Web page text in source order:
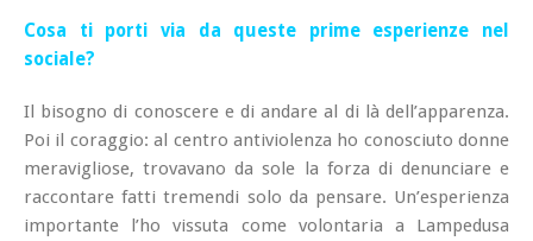
Cosa ti porti via da queste prime esperienze nel
sociale?
Il bisogno di conoscere e di andare al di là dell’apparenza.
Poi il coraggio: al centro antiviolenza ho conosciuto donne
meravigliose, trovavano da sole la forza di denunciare e
raccontare fatti tremendi solo da pensare. Un’esperienza
importante l’ho vissuta come volontaria a Lampedusa